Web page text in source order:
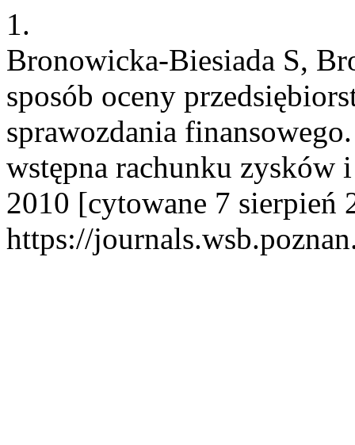
1.
Bronowicka-Biesiada S,
sposób oceny
sprawozdania
wstępna rachunku zysków
2010 [cytowane 7 sierpień
https://